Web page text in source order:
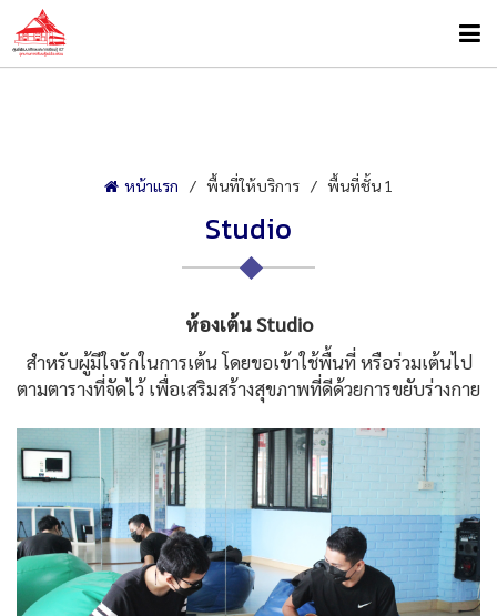
หน้าแรก พื้นที่ให้บริการ พื้นที่ชั้น 1
Studio
ห้องเต้น Studio
สำหรับผู้มีใจรักในการเต้น โดยขอเข้าใช้พื้นที่ หรือร่วมเต้นไป
ตามตารางที่จัดไว้ เพื่อเสริมสร้างสุขภาพที่ดีด้วยการขยับร่างกาย